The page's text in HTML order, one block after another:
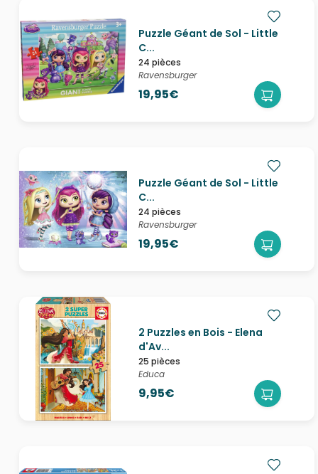
Puzzle Géant de Sol - Little
C...
24 pièces
Ravensburger
19,95€
Puzzle Géant de Sol - Little
C...
24 pièces
Ravensburger
19,95€
2 Puzzles en Bois - Elena
d'Av...
25 pièces
Educa
9,95€